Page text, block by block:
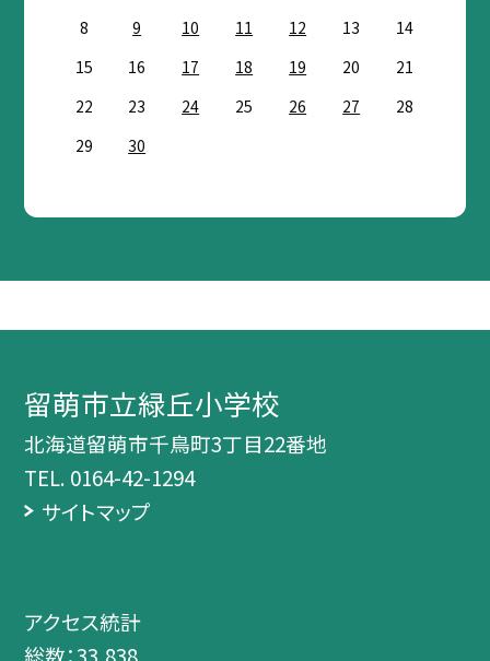
8
9 10 11 12 13
14
15
16 17 18 19 20
21
22
23 24 25 26 27
28
29
30
留萌市立緑丘小学校
北海道留萌市千鳥町3丁目22番地
TEL. 0164-42-1294
サイトマップ
アクセス統計
総数：33,838